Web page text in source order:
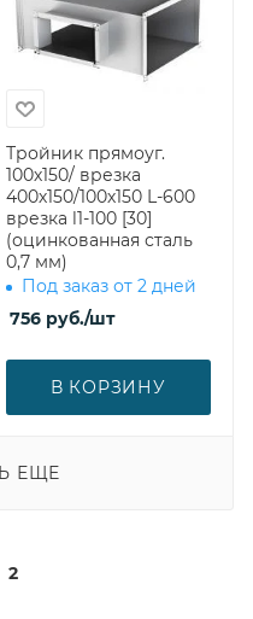
Тройник прямоуг.
100х150/ врезка
400х150/100х150 L-600
врезка l1-100 [30]
(оцинкованная сталь
0,7 мм)
Под заказ от 2 дней
756руб./шт
В КОРЗИНУ
ЕЩЕ
2